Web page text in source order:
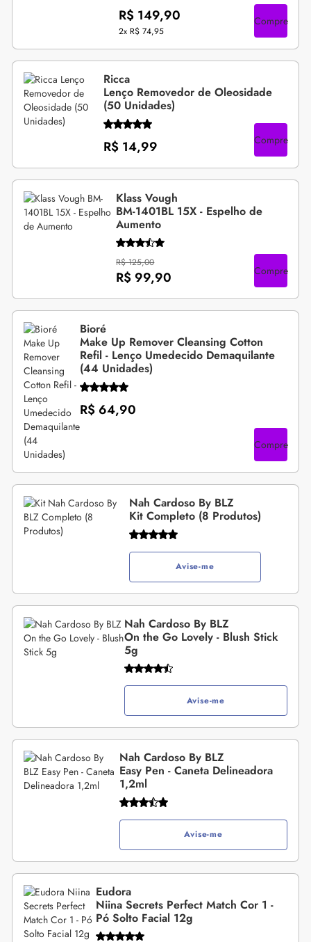
R$ 149,90
2x R$ 74,95
Compre
Ricca
Lenço Removedor de Oleosidade
(50 Unidades)
R$ 14,99 Compre
Klass Vough
BM-1401BL 15X - Espelho de
Aumento
R$ 125,00
R$ 99,90 Compre
Bioré
Make Up Remover Cleansing Cotton
Refil - Lenço Umedecido Demaquilante
(44 Unidades)
R$ 64,90
Compre
Nah Cardoso By BLZ
Kit Completo (8 Produtos)
Avise-me
Nah Cardoso By BLZ
On the Go Lovely - Blush Stick
5g
Avise-me
Nah Cardoso By BLZ
Easy Pen - Caneta Delineadora
1,2ml
Avise-me
Eudora
Niina Secrets Perfect Match Cor 1 -
Pó Solto Facial 12g